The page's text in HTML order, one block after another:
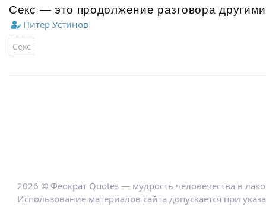
Секс — это продолжение разговора
Питер Устинов
Секс
2026 © Феократ Quotes — мудрость человечества в
Использование материалов сайта допускается при